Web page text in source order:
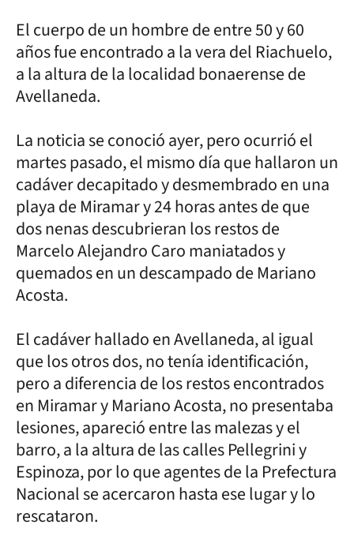
El cuerpo de un hombre de entre 50 y 60
años fue encontrado a la vera del Riachuelo,
a la altura de la localidad bonaerense de
Avellaneda.
La noticia se conoció ayer, pero ocurrió el
martes pasado, el mismo día que hallaron un
cadáver decapitado y desmembrado en una
playa de Miramar y 24 horas antes de que
dos nenas descubrieran los restos de
Marcelo Alejandro Caro maniatados y
quemados en un descampado de Mariano
Acosta.
El cadáver hallado en Avellaneda, al igual
que los otros dos, no tenía identificación,
pero a diferencia de los restos encontrados
en Miramar y Mariano Acosta, no presentaba
lesiones, apareció entre las malezas y el
barro, a la altura de las calles Pellegrini y
Espinoza, por lo que agentes de la Prefectura
Nacional se acercaron hasta ese lugar y lo
rescataron.